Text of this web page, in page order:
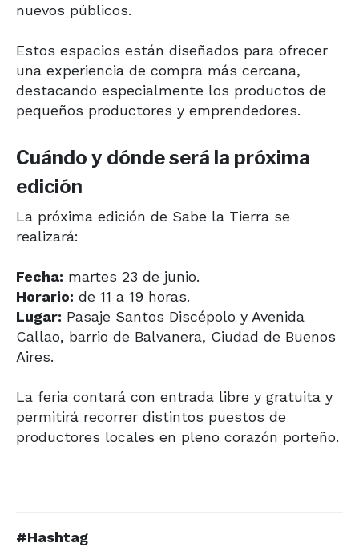
nuevos públicos.
Estos espacios están diseñados para ofrecer
una experiencia de compra más cercana,
destacando especialmente los productos de
pequeños productores y emprendedores.
Cuándo y dónde será la próxima
edición
La próxima edición de Sabe la Tierra se
realizará:
Fecha: martes 23 de junio.
Horario: de 11 a 19 horas.
Lugar: Pasaje Santos Discépolo y Avenida
Callao, barrio de Balvanera, Ciudad de Buenos
Aires.
La feria contará con entrada libre y gratuita y
permitirá recorrer distintos puestos de
productores locales en pleno corazón porteño.
#Hashtag